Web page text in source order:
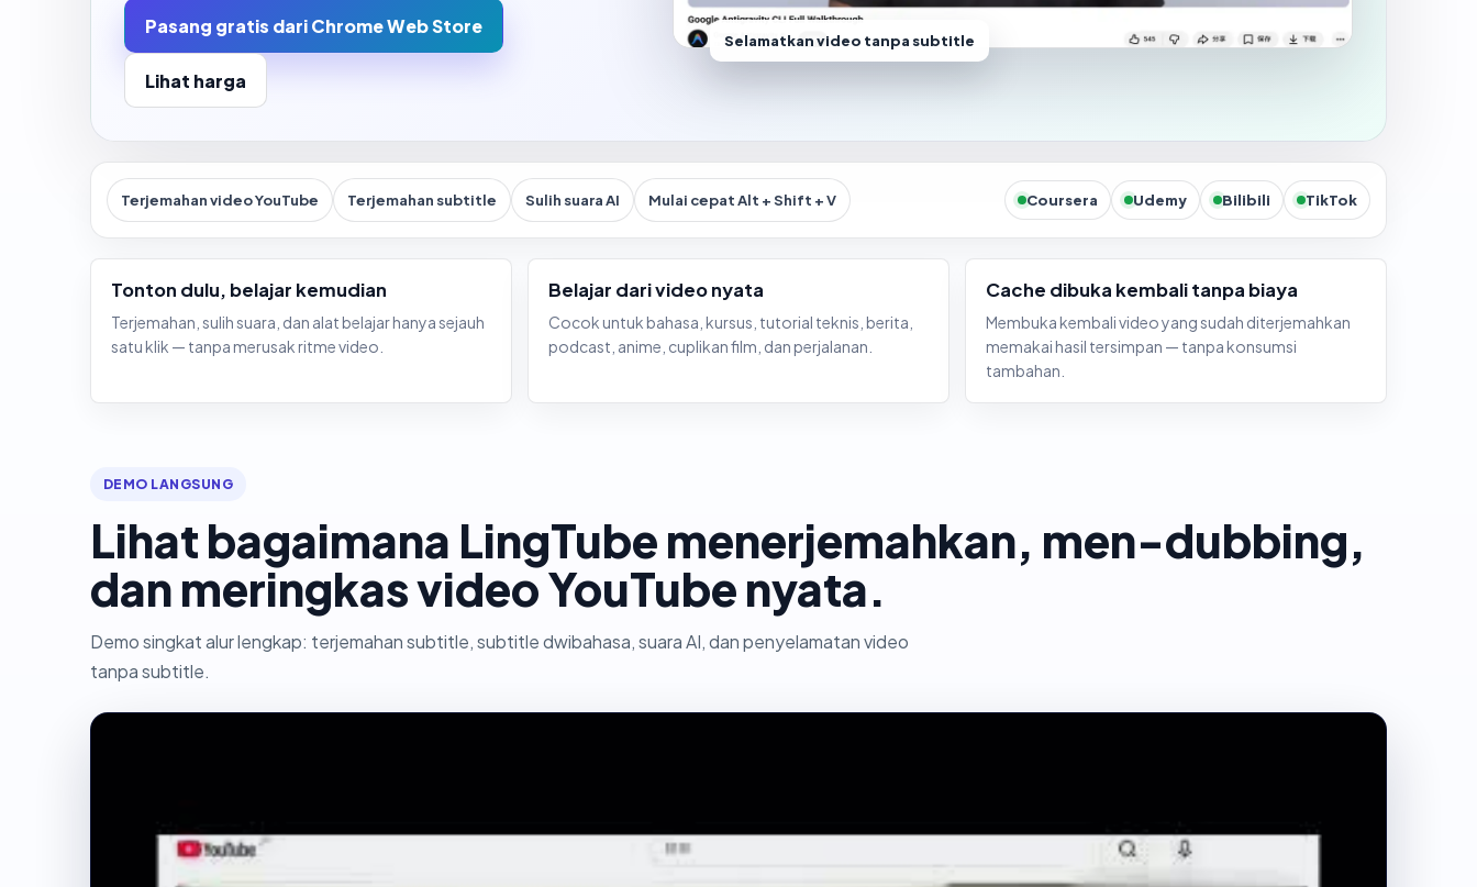
Pasang gratis dari Chrome Web Store
Lihat harga
Selamatkan video tanpa subtitle
Terjemahan video YouTube Terjemahan subtitle Sulih suara AI Mulai cepat Alt + Shift + V Coursera Udemy Bilibili TikTok
Tonton dulu, belajar kemudian
Terjemahan, sulih suara, dan alat belajar hanya sejauh
satu klik — tanpa merusak ritme video.
Belajar dari video nyata
Cocok untuk bahasa, kursus, tutorial teknis, berita,
podcast, anime, cuplikan film, dan perjalanan.
Cache dibuka kembali tanpa biaya
Membuka kembali video yang sudah diterjemahkan
memakai hasil tersimpan — tanpa konsumsi
tambahan.
DEMO LANGSUNG
Lihat bagaimana LingTube menerjemahkan, men-dubbing,
dan meringkas video YouTube nyata.
Demo singkat alur lengkap: terjemahan subtitle, subtitle dwibahasa, suara AI, dan penyelamatan video
tanpa subtitle.